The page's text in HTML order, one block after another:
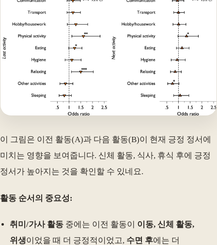
이 그림은 이전 활동(A)과 다음 활동(B)이 현재 긍정 정서에
미치는 영향을 보여줍니다. 신체 활동, 식사, 휴식 후에 긍정
정서가 높아지는 것을 확인할 수 있네요.
활동 순서의 중요성:
취미/가사 활동 중에는 이전 활동이 이동, 신체 활동,
위생이었을 때 더 긍정적이었고, 수면 후에는 더